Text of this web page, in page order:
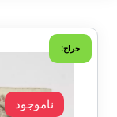
حراج!
ناموجود